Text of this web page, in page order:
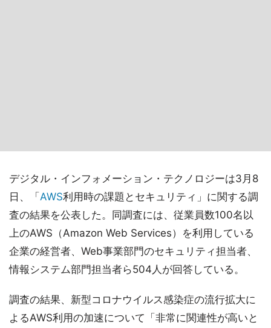
デジタル・インフォメーション・テクノロジーは3月8
日、「 AWS利用時の課題とセキュリティ」に関する調
査の結果を公表した。同調査には、従業員数100名以
上のAWS（Amazon Web Services）を利用している
企業の経営者、Web事業部門のセキュリティ担当者、
情報システム部門担当者ら504人が回答している。
調査の結果、新型コロナウイルス感染症の流行拡大に
よるAWS利用の加速について「非常に関連性が高いと